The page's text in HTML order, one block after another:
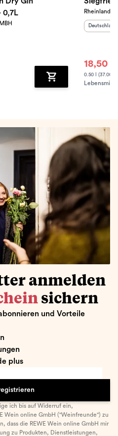
0,7L
Zum Warenkorb
Rheinland
Deutschland
18,50 €
0.50 l (37.00 €
anmelden
sichern
und Vorteile
plus
ich bis auf Widerruf ein,
Wein online GmbH ("Weinfreunde") zu
dass die REWE Wein online GmbH mir
zu Produkten, Dienstleistungen,